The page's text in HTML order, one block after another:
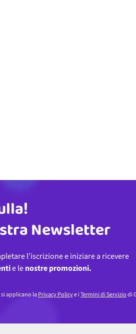
Newsletter
l’iscrizione e iniziare a ricevere
e lenostre promozioni.
applicano laPrivacy Policye iTermini di Serviziodi